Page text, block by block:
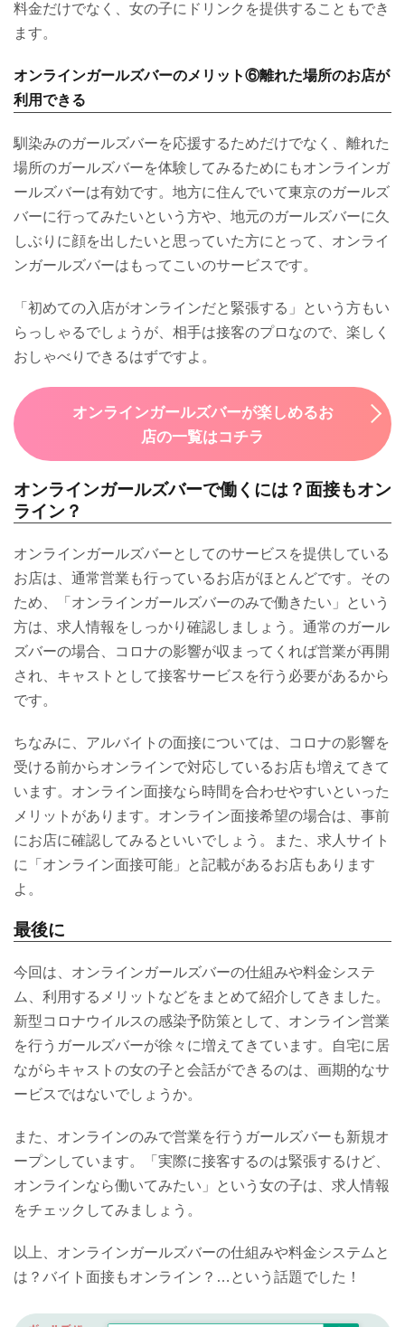
料金だけでなく、女の子にドリンクを提供することもでき
ます。
オンラインガールズバーのメリット⑥離れた場所のお店が
利用できる
馴染みのガールズバーを応援するためだけでなく、離れた
場所のガールズバーを体験してみるためにもオンラインガ
ールズバーは有効です。地方に住んでいて東京のガールズ
バーに行ってみたいという方や、地元のガールズバーに久
しぶりに顔を出したいと思っていた方にとって、オンライ
ンガールズバーはもってこいのサービスです。
「初めての入店がオンラインだと緊張する」という方もい
らっしゃるでしょうが、相手は接客のプロなので、楽しく
おしゃべりできるはずですよ。
オンラインガールズバーが楽しめるお
店の一覧はコチラ
オンラインガールズバーで働くには？面接もオン
ライン？
オンラインガールズバーとしてのサービスを提供している
お店は、通常営業も行っているお店がほとんどです。その
ため、「オンラインガールズバーのみで働きたい」という
方は、求人情報をしっかり確認しましょう。通常のガール
ズバーの場合、コロナの影響が収まってくれば営業が再開
され、キャストとして接客サービスを行う必要があるから
です。
ちなみに、アルバイトの面接については、コロナの影響を
受ける前からオンラインで対応しているお店も増えてきて
います。オンライン面接なら時間を合わせやすいといった
メリットがあります。オンライン面接希望の場合は、事前
にお店に確認してみるといいでしょう。また、求人サイト
に「オンライン面接可能」と記載があるお店もあります
よ。
最後に
今回は、オンラインガールズバーの仕組みや料金システ
ム、利用するメリットなどをまとめて紹介してきました。
新型コロナウイルスの感染予防策として、オンライン営業
を行うガールズバーが徐々に増えてきています。自宅に居
ながらキャストの女の子と会話ができるのは、画期的なサ
ービスではないでしょうか。
また、オンラインのみで営業を行うガールズバーも新規オ
ープンしています。「実際に接客するのは緊張するけど、
オンラインなら働いてみたい」という女の子は、求人情報
をチェックしてみましょう。
以上、オンラインガールズバーの仕組みや料金システムと
は？バイト面接もオンライン？…という話題でした！